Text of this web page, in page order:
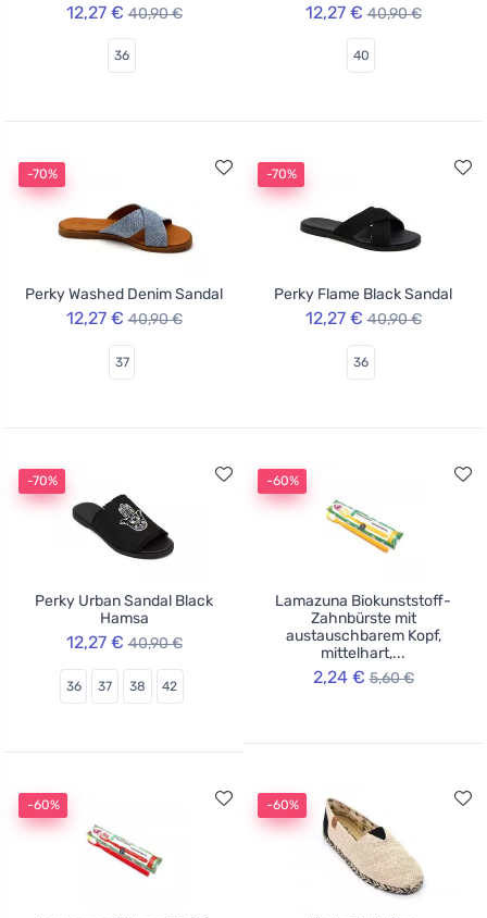
12,27 € 40,90 €
36
12,27 € 40,90 €
40
-70%
Perky Washed Denim Sandal
12,27 € 40,90 €
37
-70%
Perky Flame Black Sandal
12,27 € 40,90 €
36
-70%
Perky Urban Sandal Black
Hamsa
12,27 € 40,90 €
36 37 38 42
-60%
Lamazuna Biokunststoff-
Zahnbürste mit
austauschbarem Kopf,
mittelhart,...
2,24 € 5,60 €
-60% -60%